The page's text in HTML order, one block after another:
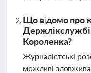
Що відомо про
Держлікслужбі
Короленка?
Журналістські
можливі